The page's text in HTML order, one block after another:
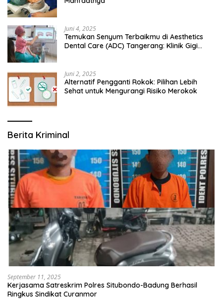
Juni 4, 2025
Temukan Senyum Terbaikmu di Aesthetics
Dental Care (ADC) Tangerang: Klinik Gigi
Juni 2, 2025
Alternatif Pengganti Rokok: Pilihan Lebih
Sehat untuk Mengurangi Risiko Merokok
Berita Kriminal
September 11, 2025
Kerjasama Satreskrim Polres Situbondo-Badung Berhasil
Ringkus Sindikat Curanmor